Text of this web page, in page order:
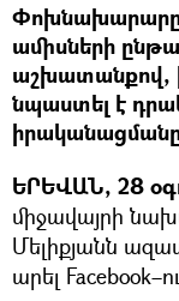
Փոխնախարարը
ամիսների
աշխատանքով,
նպաստել է
ԵՐԵՎԱՆ, 28
միջավայրի
Մելիքյանն
արել